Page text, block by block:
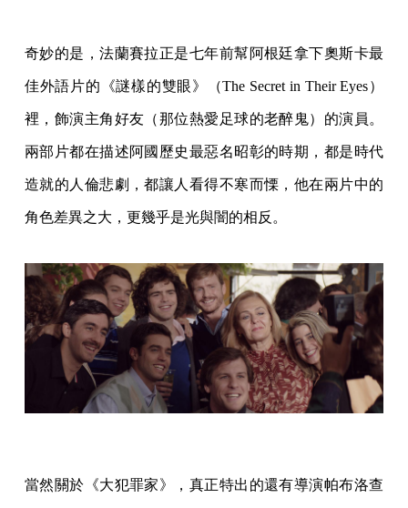
奇妙的是，法蘭賽拉正是七年前幫阿根廷拿下奧斯卡最
佳外語片的《謎樣的雙眼》（The Secret in Their Eyes）
裡，飾演主角好友（那位熱愛足球的老醉鬼）的演員。
兩部片都在描述阿國歷史最惡名昭彰的時期，都是時代
造就的人倫悲劇，都讓人看得不寒而慄，他在兩片中的
角色差異之大，更幾乎是光與闇的相反。
當然關於《大犯罪家》，真正特出的還有導演帕布洛查